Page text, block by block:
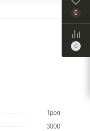
Троя
3000
0
0